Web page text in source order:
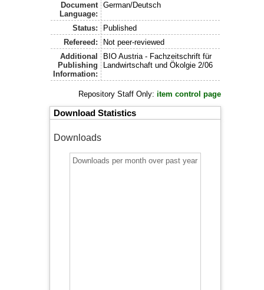
Document
Language:
German/Deutsch
Status:
Published
Refereed:
Not peer-reviewed
Additional
Publishing
Information:
BIO Austria - Fachzeitschrift für
Landwirtschaft und Ökolgie 2/06
Repository Staff Only: item control page
Download Statistics
Downloads
Downloads per month over past year